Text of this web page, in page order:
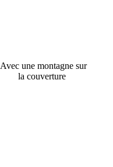
Avec une montagne sur
la couverture